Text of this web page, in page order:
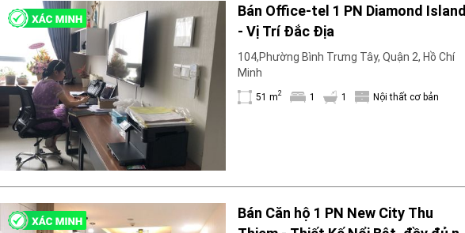
Bán Office-tel 1 PN Diamond Island
- Vị Trí Đắc Địa
104,Phường Bình Trưng Tây, Quận 2, Hồ Chí
Minh
51 m2 1 1 Nội thất cơ bản
Bán Căn hộ 1 PN New City Thu